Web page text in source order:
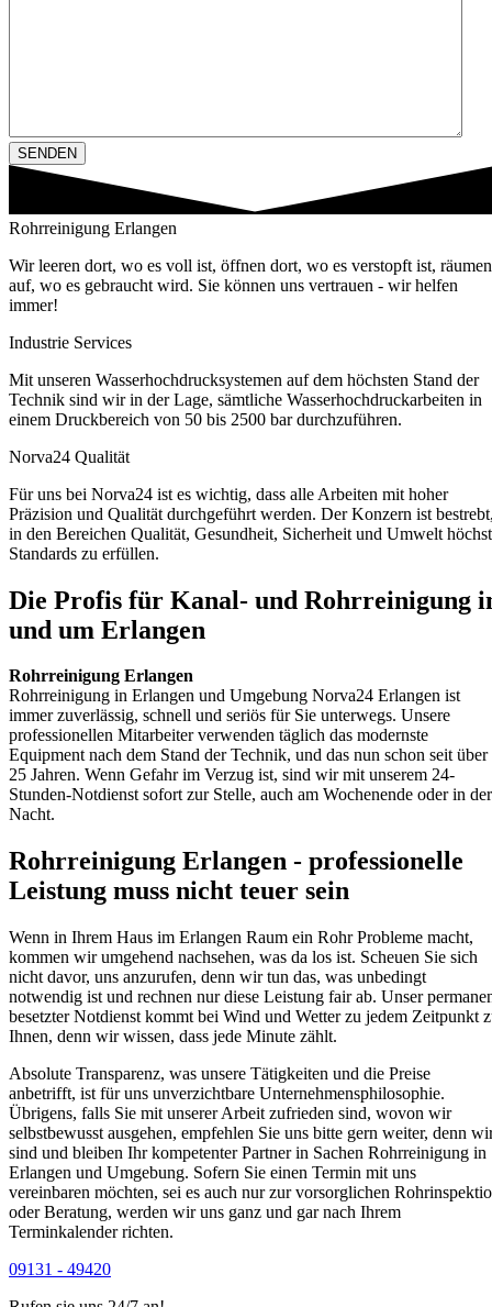
Rohrreinigung Erlangen
Wir leeren dort, wo es voll ist, öffnen dort, wo es verstopft ist, räumen
auf, wo es gebraucht wird. Sie können uns vertrauen - wir helfen
immer!
Industrie Services
Mit unseren Wasserhochdrucksystemen auf dem höchsten Stand der
Technik sind wir in der Lage, sämtliche Wasserhochdruckarbeiten in
einem Druckbereich von 50 bis 2500 bar durchzuführen.
Norva24 Qualität
Für uns bei Norva24 ist es wichtig, dass alle Arbeiten mit hoher
Präzision und Qualität durchgeführt werden. Der Konzern ist
in den Bereichen Qualität, Gesundheit, Sicherheit und Umwelt
Standards zu erfüllen.
Die Profis für Kanal- und Rohrreinigung
und um Erlangen
Rohrreinigung Erlangen
Rohrreinigung in Erlangen und Umgebung Norva24 Erlangen ist
immer zuverlässig, schnell und seriös für Sie unterwegs. Unsere
professionellen Mitarbeiter verwenden täglich das modernste
Equipment nach dem Stand der Technik, und das nun schon seit über
25 Jahren. Wenn Gefahr im Verzug ist, sind wir mit unserem 24-
Stunden-Notdienst sofort zur Stelle, auch am Wochenende oder in der
Nacht.
Rohrreinigung Erlangen - professionelle
Leistung muss nicht teuer sein
Wenn in Ihrem Haus im Erlangen Raum ein Rohr Probleme macht,
kommen wir umgehend nachsehen, was da los ist. Scheuen Sie sich
nicht davor, uns anzurufen, denn wir tun das, was unbedingt
notwendig ist und rechnen nur diese Leistung fair ab. Unser
besetzter Notdienst kommt bei Wind und Wetter zu jedem Zeitpunkt
Ihnen, denn wir wissen, dass jede Minute zählt.
Absolute Transparenz, was unsere Tätigkeiten und die Preise
anbetrifft, ist für uns unverzichtbare Unternehmensphilosophie.
Übrigens, falls Sie mit unserer Arbeit zufrieden sind, wovon wir
selbstbewusst ausgehen, empfehlen Sie uns bitte gern weiter, denn
sind und bleiben Ihr kompetenter Partner in Sachen Rohrreinigung in
Erlangen und Umgebung. Sofern Sie einen Termin mit uns
vereinbaren möchten, sei es auch nur zur vorsorglichen
oder Beratung, werden wir uns ganz und gar nach Ihrem
Terminkalender richten.
09131 - 49420